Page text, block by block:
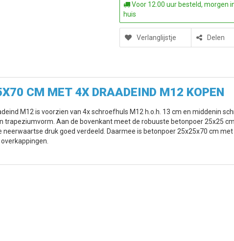
Voor 12.00 uur besteld, morgen
huis
Verlanglijstje Delen
CM MET 4X DRAADEIND M12 KOPEN
M12 is voorzien van 4x schroefhuls M12 h.o.h. 13 cm en middenin
trapeziumvorm. Aan de bovenkant meet de robuuste betonpoer 25x25
druk goed verdeeld. Daarmee is betonpoer 25x25x70 cm